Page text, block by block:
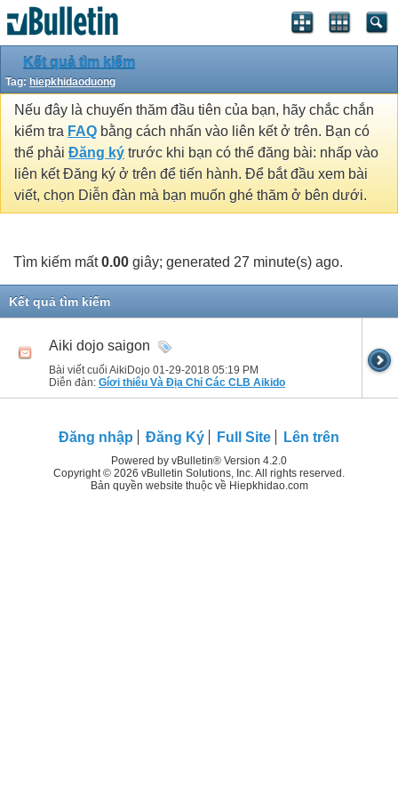
Kết quả tìm kiếm
Tag: hiepkhidaoduong
Nếu đây là chuyến thăm đầu tiên của bạn, hãy chắc chắn
kiểm tra FAQ bằng cách nhấn vào liên kết ở trên. Bạn có
thể phải Đăng ký trước khi bạn có thể đăng bài: nhấp vào
liên kết Đăng ký ở trên để tiến hành. Để bắt đầu xem bài
viết, chọn Diễn đàn mà bạn muốn ghé thăm ở bên dưới.
Tìm kiếm mất0.00 giây; generated 27 minute(s) ago.
Kết quả tìm kiếm
Aiki dojo saigon
Bài viết cuối AikiDojo 01-29-2018 05:19 PM
Diễn đàn: Gíơi thiêu Và Địa Chỉ Các CLB Aikido
Đăng nhập Đăng Ký Full Site Lên trên
Powered by vBulletin® Version 4.2.0
Copyright © 2026 vBulletin Solutions, Inc. All rights reserved.
Bản quyền website thuộc về Hiepkhidao.com